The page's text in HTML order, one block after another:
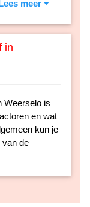
meer
in
Weerselo is
en wat
kun je
van de